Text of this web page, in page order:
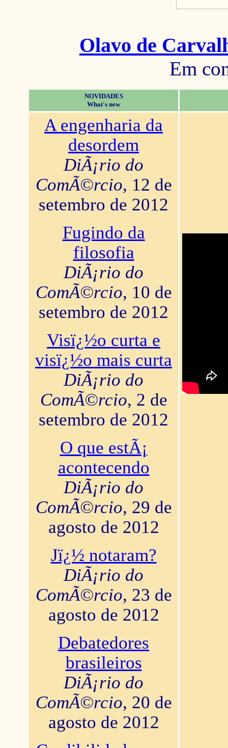
Olavo de
Em
NOVIDADES
What's new
A engenharia da
desordem
DiÃ¡rio do
ComÃ©rcio, 12 de
setembro de 2012
Fugindo da
filosofia
DiÃ¡rio do
ComÃ©rcio, 10 de
setembro de 2012
Visï¿½o curta e
visï¿½o mais curta
DiÃ¡rio do
ComÃ©rcio, 2 de
setembro de 2012
O que estÃ¡
acontecendo
DiÃ¡rio do
ComÃ©rcio, 29 de
agosto de 2012
Jï¿½ notaram?
DiÃ¡rio do
ComÃ©rcio, 23 de
agosto de 2012
Debatedores
brasileiros
DiÃ¡rio do
ComÃ©rcio, 20 de
agosto de 2012